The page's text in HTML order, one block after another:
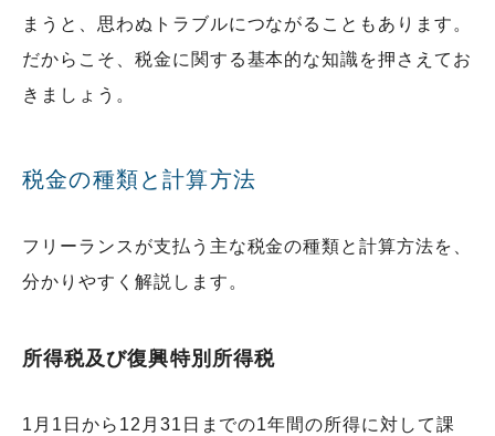
まうと、思わぬトラブルにつながることもあります。
だからこそ、税金に関する基本的な知識を押さえてお
きましょう。
税金の種類と計算方法
フリーランスが支払う主な税金の種類と計算方法を、
分かりやすく解説します。
所得税及び復興特別所得税
1月1日から12月31日までの1年間の所得に対して課